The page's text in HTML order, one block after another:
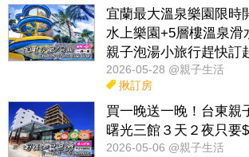
宜蘭最大溫泉樂園限時
水上樂園+5層樓溫泉滑
親子泡湯小旅行趕快訂
2026-05-28 @親子生活
揪訂房
買一晚送一晚！台東親
曙光三館３天２夜只要
2026-05-06 @親子生活